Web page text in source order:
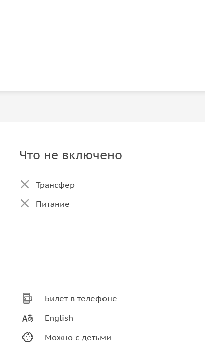
Что не включено
Трансфер
Питание
Билет в телефоне
English
Можно с детьми